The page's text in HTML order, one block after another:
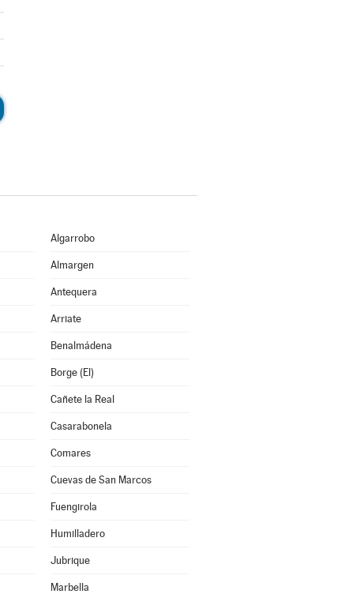
Algarrobo
Almargen
Antequera
Arriate
Benalmádena
Borge (El)
Cañete la Real
Casarabonela
Comares
Cuevas de San Marcos
Fuengirola
Humilladero
Jubrique
Marbella